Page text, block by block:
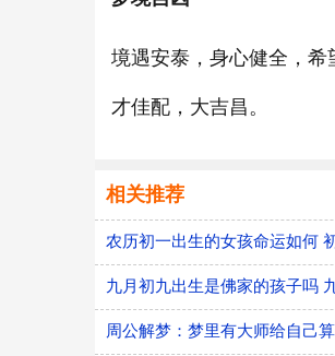
境遇安泰，身心健全，
才佳配，大吉昌。
相关推荐
农历初一出生的女孩命运如何
九月初九出生是佛家的孩子吗
周公解梦：梦里有大师给自己